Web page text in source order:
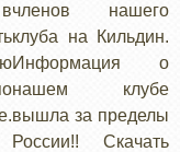
членов нашего
клуба на Кильдин.
Информация о
нашем клубе
вышла за пределы
России!! Скачать